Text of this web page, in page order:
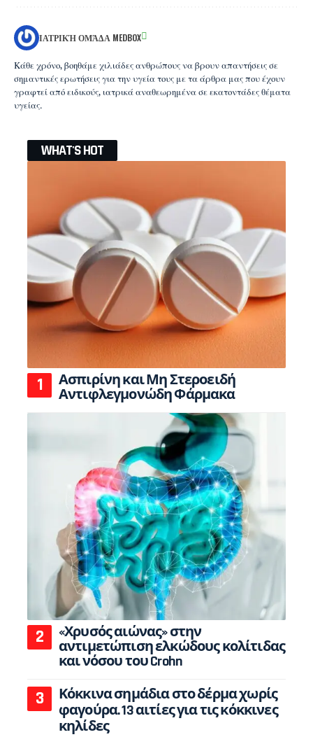
ΙΑΤΡΙΚΉ ΟΜΆΔΑ MEDBOX
Κάθε χρόνο, βοηθάμε χιλιάδες ανθρώπους να βρουν απαντήσεις σε
σημαντικές ερωτήσεις για την υγεία τους με τα άρθρα μας που έχουν
γραφτεί από ειδικούς, ιατρικά αναθεωρημένα σε εκατοντάδες θέματα
υγείας.
WHAT'S HOT
Ασπιρίνη και Μη Στεροειδή
Αντιφλεγμονώδη Φάρμακα
«Χρυσός αιώνας» στην
αντιμετώπιση ελκώδους κολίτιδας
και νόσου του Crohn
Κόκκινα σημάδια στο δέρμα χωρίς
φαγούρα. 13 αιτίες για τις κόκκινες
κηλίδες